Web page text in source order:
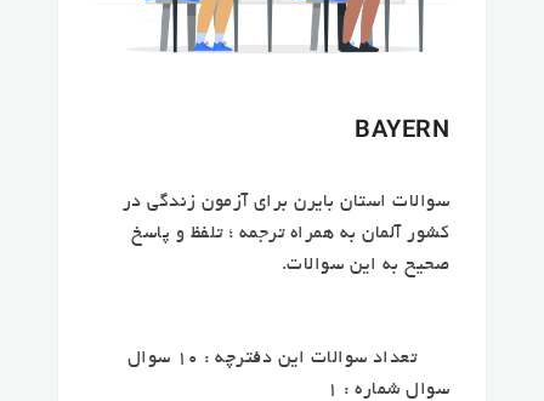
BAYERN
سوالات استان بایرن برای آزمون زندگی در
کشور آلمان به همراه ترجمه ؛ تلفظ و پاسخ
صحیح به این سوالات.
تعداد سوالات این دفترچه : 10 سوال
سوال شماره : 1